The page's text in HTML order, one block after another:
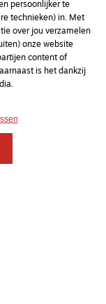
persoonlijker te
technieken) in. Met
over jou verzamelen
onze website
content of
is het dankzij